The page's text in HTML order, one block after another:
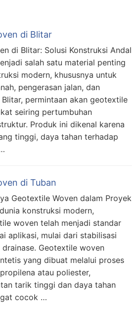
di Blitar
di Blitar: Solusi Konstruksi Andal
salah satu material penting
modern, khususnya untuk
pengerasan jalan, dan
permintaan akan geotextile
seiring pertumbuhan
Produk ini dikenal karena
tinggi, daya tahan terhadap
di Tuban
Geotextile Woven dalam Proyek
konstruksi modern,
woven telah menjadi standar
aplikasi, mulai dari stabilisasi
Geotextile woven
yang dibuat melalui proses
atau poliester,
tarik tinggi dan daya tahan
cocok …